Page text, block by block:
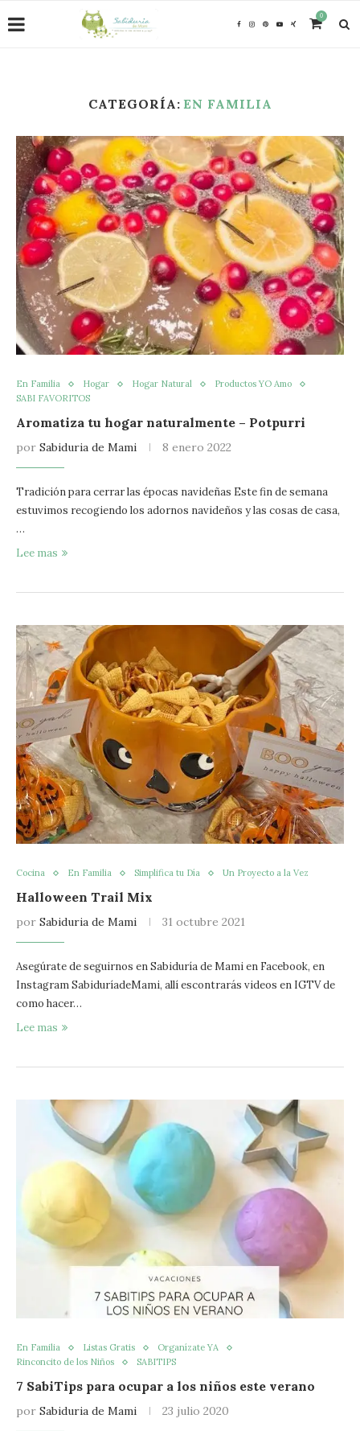
0
CATEGORÍA: EN FAMILIA
En Familia Hogar Hogar Natural
Productos YO Amo
SABI FAVORITOS
Aromatiza tu hogar naturalmente – Potpurri
por Sabiduria de Mami 8 enero 2022
Tradición para cerrar las épocas navideñas Este fin de semana
estuvimos recogiendo los adornos navideños y las cosas de casa,
…
Lee mas
Cocina En Familia Simplifica tu Día Un Proyecto a la Vez
Halloween Trail Mix
por Sabiduria de Mami 31 octubre 2021
Asegúrate de seguirnos en Sabiduría de Mami en Facebook, en
Instagram SabiduríadeMami, allí escontrarás videos en IGTV de
como hacer…
Lee mas
En Familia Listas Gratis
Organízate YA
Rinconcito de los Niños
SABITIPS
7 SabiTips para ocupar a los niños este verano
por Sabiduria de Mami 23 julio 2020